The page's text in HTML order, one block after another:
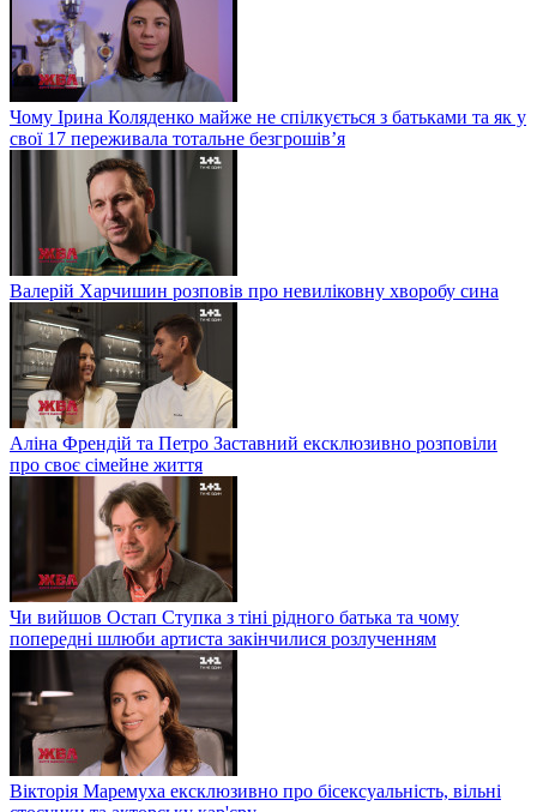
Чому Ірина Коляденко майже не спілкується з батьками та як у
свої 17 переживала тотальне безгрошів’я
Валерій Харчишин розповів про невиліковну хворобу сина
Аліна Френдій та Петро Заставний ексклюзивно розповіли
про своє сімейне життя
Чи вийшов Остап Ступка з тіні рідного батька та чому
попередні шлюби артиста закінчилися розлученням
Вікторія Маремуха ексклюзивно про бісексуальність, вільні